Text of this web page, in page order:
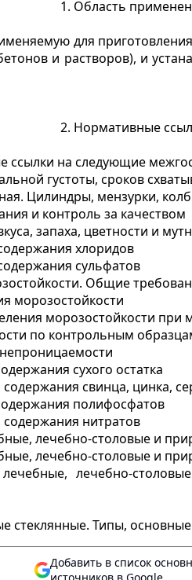
1. Область
для
и растворов), и
2. Нормативные
на следующие
густоты, сроков
Цилиндры, мензурки,
и контроль за качеством
запаха, цветности и
хлоридов
сульфатов
Общие
морозостойкости
морозостойкости
по контрольным
сухого остатка
свинца, цинка,
полифосфатов
нитратов
лечебно-столовые и
лечебно-столовые и
лечебно-
стеклянные. Типы,
Добавить в список